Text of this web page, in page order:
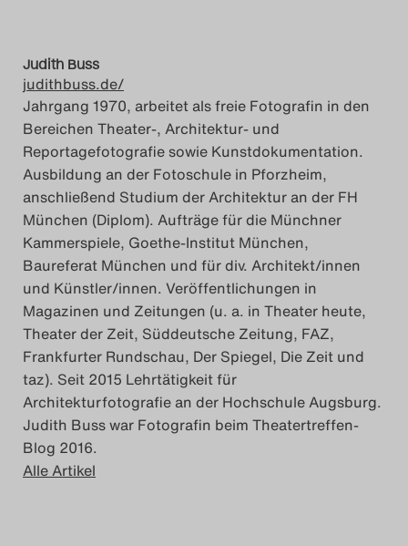
Das Theatertreffen-Blog
2021
Das Theatertreffen-Blog
2022
Das Theatertreffen-Blog
2023
Das Theatertreffen-Blog
2024
Das Theatertreffen-Blog
Judith Buss
judithbuss.de/
Jahrgang 1970, arbeitet als freie Fotografin in den
Bereichen Theater-, Architektur- und
Reportagefotografie sowie Kunstdokumentation.
Ausbildung an der Fotoschule in Pforzheim,
anschließend Studium der Architektur an der FH
München (Diplom). Aufträge für die Münchner
Kammerspiele, Goethe-Institut München,
Baureferat München und für div. Architekt/innen
und Künstler/innen. Veröffentlichungen in
Magazinen und Zeitungen (u. a. in Theater heute,
Theater der Zeit, Süddeutsche Zeitung, FAZ,
Frankfurter Rundschau, Der Spiegel, Die Zeit und
taz). Seit 2015 Lehrtätigkeit für
Architekturfotografie an der Hochschule Augsburg.
Judith Buss war Fotografin beim Theatertreffen-
Blog 2016.
Alle Artikel